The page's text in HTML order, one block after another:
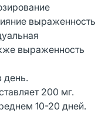
выраженность
выраженность
день.
200 мг.
10-20 дней.